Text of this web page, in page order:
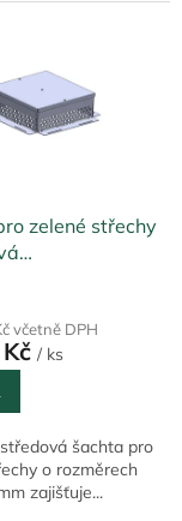
zelené střechy
včetně DPH
/ ks
šachta pro
o rozměrech
zajišťuje...